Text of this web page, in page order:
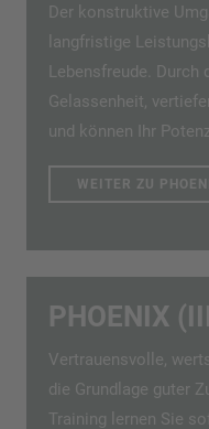
Der konstruktive
langfristige
Lebensfreude. Durch
Gelassenheit,
und können Ihr
WEITER ZU
PHOENIX
Vertrauensvolle,
die Grundlage guter
Training lernen Sie